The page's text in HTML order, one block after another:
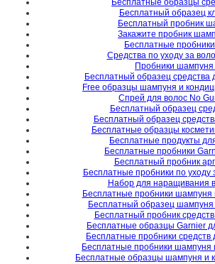
Бесплатный образец
Бесплатный пробник
Закажите пробник
Бесплатные
Средства по уходу за
Пробники шампуня
Бесплатный образец средства
Free образцы шампуня и
Спрей для волос No
Бесплатный образец
Бесплатный образец
Бесплатные образцы
Бесплатные продукты
Бесплатные пробники
Бесплатный пробник
Бесплатные пробники по уходу
Набор для наращивания
Бесплатные пробники шампуня
Бесплатный образец шампуня
Бесплатный пробник
Бесплатные образцы Garnier
Бесплатные пробники средств
Бесплатные пробники шампуня
Бесплатные образцы шампуня и